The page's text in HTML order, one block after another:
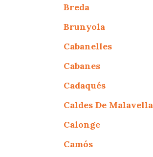
Breda
Brunyola
Cabanelles
Cabanes
Cadaqués
Caldes De Malavella
Calonge
Camós